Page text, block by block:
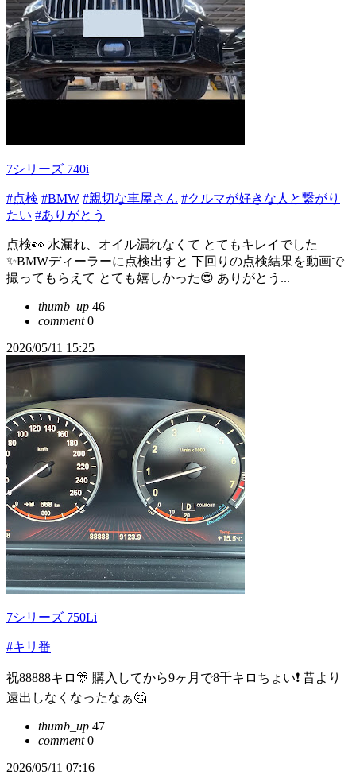
7シリーズ 740i
#点検 #BMW #親切な車屋さん #クルマが好きな人と繋がり
たい #ありがとう
点検👀 水漏れ、オイル漏れなくて とてもキレイでした
✨BMWディーラーに点検出すと 下回りの点検結果を動画で
撮ってもらえて とても嬉しかった😍 ありがとう...
thumb_up 46
comment0
2026/05/11 15:25
7シリーズ 750Li
#キリ番
祝88888キロ🎊 購入してから9ヶ月で8千キロちょい❗️ 昔より
遠出しなくなったなぁ🤔
thumb_up 47
comment0
2026/05/11 07:16